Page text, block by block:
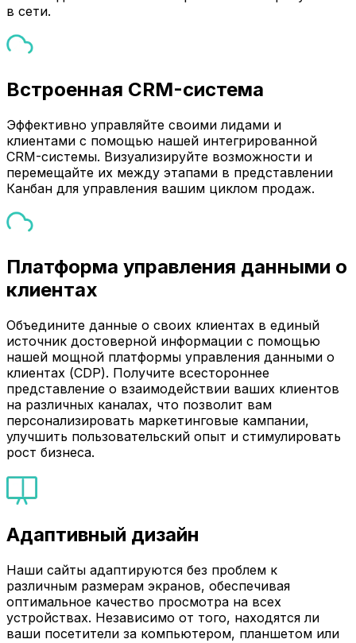
в сети.
Встроенная CRM-система
Эффективно управляйте своими лидами и
клиентами с помощью нашей интегрированной
CRM-системы. Визуализируйте возможности и
перемещайте их между этапами в представлении
Канбан для управления вашим циклом продаж.
Платформа управления данными о
клиентах
Объедините данные о своих клиентах в единый
источник достоверной информации с помощью
нашей мощной платформы управления данными о
клиентах (CDP). Получите всестороннее
представление о взаимодействии ваших клиентов
на различных каналах, что позволит вам
персонализировать маркетинговые кампании,
улучшить пользовательский опыт и стимулировать
рост бизнеса.
Адаптивный дизайн
Наши сайты адаптируются без проблем к
различным размерам экранов, обеспечивая
оптимальное качество просмотра на всех
устройствах. Независимо от того, находятся ли
ваши посетители за компьютером, планшетом или